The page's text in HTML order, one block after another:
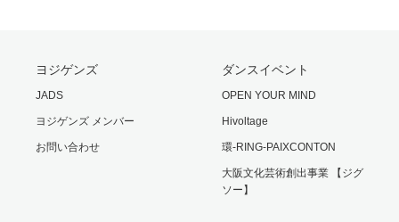
ヨジゲンズ
JADS
ヨジゲンズ メンバー
お問い合わせ
ダンスイベント
OPEN YOUR MIND
Hivoltage
環-RING-PAIXCONTON
大阪文化芸術創出事業 【ジグ
ソー】